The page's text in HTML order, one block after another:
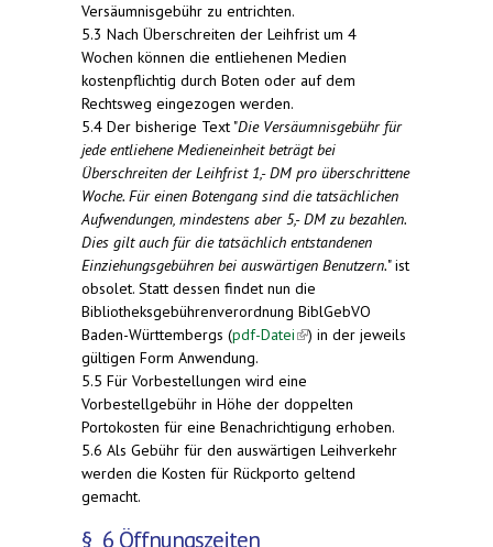
Versäumnisgebühr zu entrichten.
5.3 Nach Überschreiten der Leihfrist um 4
Wochen können die entliehenen Medien
kostenpflichtig durch Boten oder auf dem
Rechtsweg eingezogen werden.
5.4 Der bisherige Text "Die Versäumnisgebühr für
jede entliehene Medieneinheit beträgt bei
Überschreiten der Leihfrist 1,- DM pro überschrittene
Woche. Für einen Botengang sind die tatsächlichen
Aufwendungen, mindestens aber 5,- DM zu bezahlen.
Dies gilt auch für die tatsächlich entstandenen
Einziehungsgebühren bei auswärtigen Benutzern." ist
obsolet. Statt dessen findet nun die
Bibliotheksgebührenverordnung BiblGebVO
Baden-Württembergs (pdf-Datei(link is external)
) in der jeweils
gültigen Form Anwendung.
5.5 Für Vorbestellungen wird eine
Vorbestellgebühr in Höhe der doppelten
Portokosten für eine Benachrichtigung erhoben.
5.6 Als Gebühr für den auswärtigen Leihverkehr
werden die Kosten für Rückporto geltend
gemacht.
§ 6 Öffnungszeiten